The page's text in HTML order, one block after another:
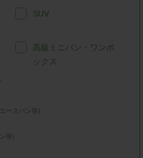
SUV
高級ミニバン・ワンボ
ックス
ースバン等)
等)